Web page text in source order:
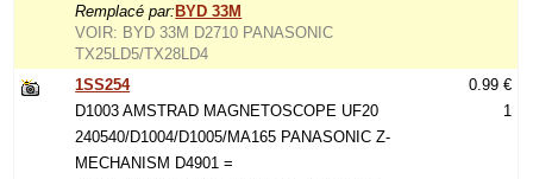
Remplacé par: BYD 33M
VOIR: BYD 33M D2710 PANASONIC
TX25LD5/TX28LD4
1SS254
D1003 AMSTRAD MAGNETOSCOPE UF20
240540/D1004/D1005/MA165 PANASONIC Z-
MECHANISM D4901 =
0.99 €
1